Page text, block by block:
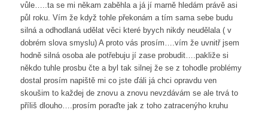
vůle…..ta se mi někam zaběhla a já jí marně hledám právě asi
půl roku. Vím že když tohle překonám a tím sama sebe budu
silná a odhodlaná udělat věci které byych nikdy neudělala ( v
dobrém slova smyslu) A proto vás prosím….vím že uvnitř jsem
hodně silná osoba ale potřebuju jí zase probudit….pakliže si
někdo tuhle prosbu čte a byl tak silnej že se z tohodle problémy
dostal prosím napiště mi co jste ďáli já chci opravdu ven
skoušim to každej de znovu a znovu nevzdávám se ale trvá to
příliš dlouho….prosím poraďte jak z toho zatracenýho kruhu